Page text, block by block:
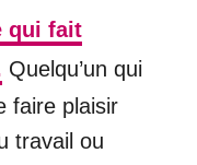
qui fait
Quelqu’un qui
faire plaisir
travail ou